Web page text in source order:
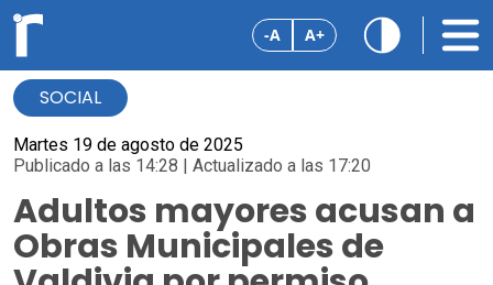
-A A+
SOCIAL
Martes 19 de agosto de 2025
Publicado a las 14:28 | Actualizado a las 17:20
Adultos mayores acusan a
Obras Municipales de